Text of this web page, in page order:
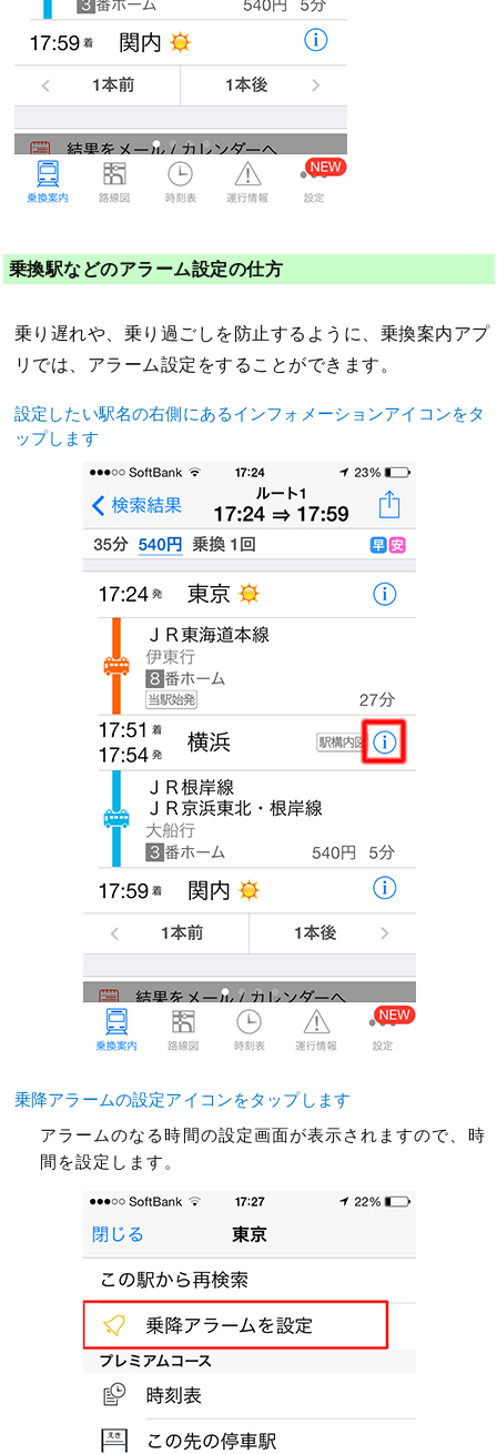
乗換駅などのアラーム設定の仕方
乗り遅れや、乗り過ごしを防止するように、乗換案内アプ
リでは、アラーム設定をすることができます。
設定したい駅名の右側にあるインフォメーションアイコンをタ
ップします
乗降アラームの設定アイコンをタップします
アラームのなる時間の設定画面が表示されますので、時
間を設定します。